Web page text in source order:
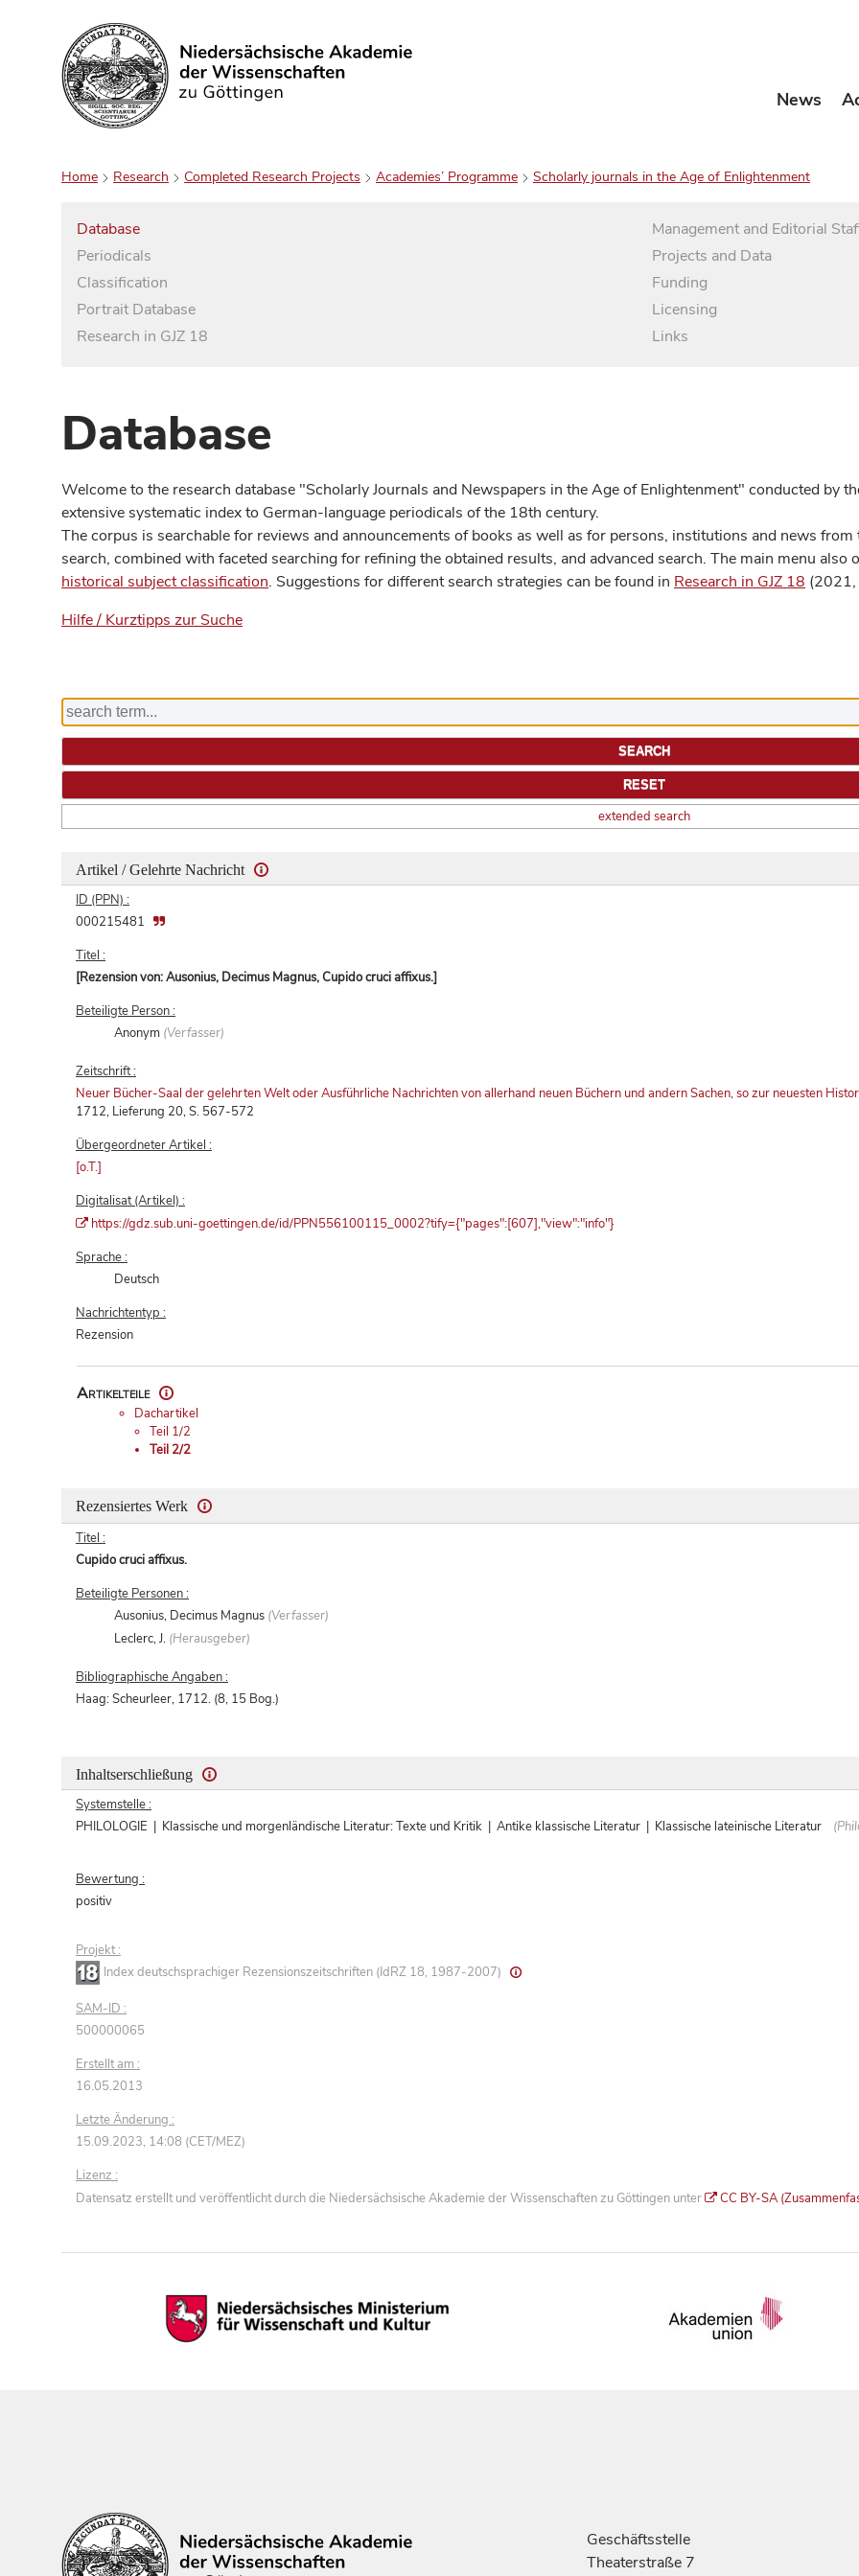
Search News
Home Research Completed Research Projects Academies’ Programme Scholarly journals in the Age of Enlightenment
Database
Periodicals
Classification
Portrait Database
Research in GJZ 18
Management and Editorial
Projects and Data
Funding
Licensing
Links
Database
Welcome to the research database "Scholarly Journals and Newspapers in the Age of Enlightenment" conducted by
extensive systematic index to German-language periodicals of the 18th century.
The corpus is searchable for reviews and announcements of books as well as for persons, institutions and news
search, combined with faceted searching for refining the obtained results, and advanced search. The main menu also
historical subject classification. Suggestions for different search strategies can be found in Research in GJZ 18 (2021,
Hilfe / Kurztipps zur Suche
extended search
Artikel / Gelehrte Nachricht
ID (PPN) :
000215481
Titel :
[Rezension von: Ausonius, Decimus Magnus, Cupido cruci affixus.]
Beteiligte Person :
Anonym (Verfasser)
Zeitschrift :
Neuer Bücher-Saal der gelehrten Welt oder Ausführliche Nachrichten von allerhand neuen Büchern und andern Sachen, so zur neuesten
1712, Lieferung 20, S. 567-572
Übergeordneter Artikel :
[o.T.]
Digitalisat (Artikel) :
https://gdz.sub.uni-goettingen.de/id/PPN556100115_0002?tify={"pages":[607],"view":"info"}
Sprache :
Deutsch
Nachrichtentyp :
Rezension
Artikelteile
Dachartikel
Teil 1/2
Teil 2/2
Rezensiertes Werk
Titel :
Cupido cruci affixus.
Beteiligte Personen :
Ausonius, Decimus Magnus (Verfasser)
Leclerc, J. (Herausgeber)
Bibliographische Angaben :
Haag: Scheurleer, 1712. (8, 15 Bog.)
Inhaltserschließung
Systemstelle :
PHILOLOGIE | Klassische und morgenländische Literatur: Texte und Kritik | Antike klassische Literatur | Klassische lateinische Literatur
Bewertung :
positiv
Projekt :
Index deutschsprachiger Rezensionszeitschriften (IdRZ 18, 1987-2007)
SAM-ID :
500000065
Erstellt am :
16.05.2013
Letzte Änderung :
15.09.2023, 14:08 (CET/MEZ)
Lizenz :
Datensatz erstellt und veröffentlicht durch die Niedersächsische Akademie der Wissenschaften zu Göttingen unter
CC BY-SA
Geschäftsstelle
Theaterstraße 7